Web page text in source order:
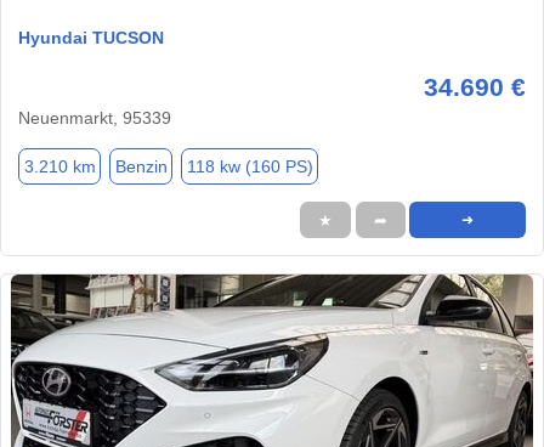
Hyundai TUCSON
34.690 €
Neuenmarkt, 95339
3.210 km Benzin 118 kw (160 PS)
★ ➦ ➜